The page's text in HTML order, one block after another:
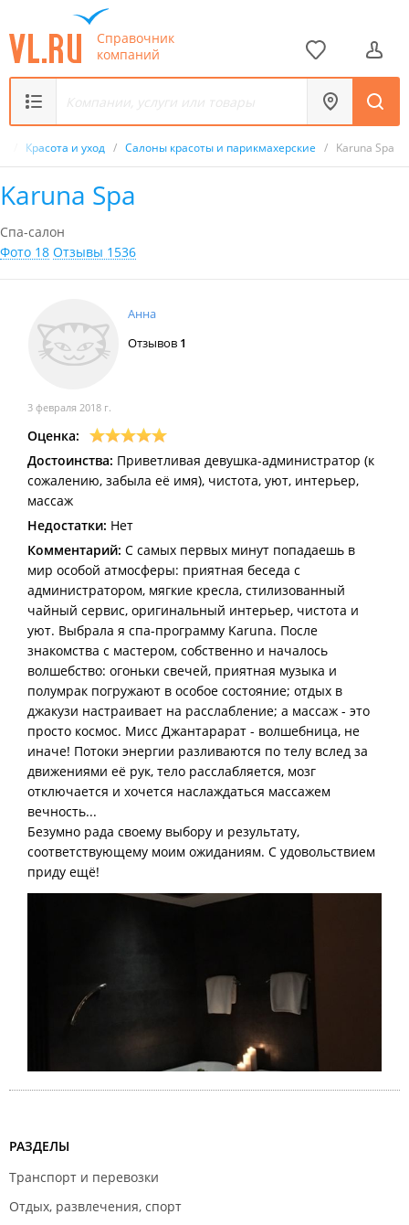
Справочник
компаний
Красота и уход / Салоны красоты и парикмахерские / Karuna Spa
Karuna Spa
Спа-салон
Фото 18 Отзывы 1536
Анна
Отзывов 1
3 февраля 2018 г.
Оценка:
Достоинства: Приветливая девушка-администратор (к
сожалению, забыла её имя), чистота, уют, интерьер,
массаж
Недостатки: Нет
Комментарий: С самых первых минут попадаешь в
мир особой атмосферы: приятная беседа с
администратором, мягкие кресла, стилизованный
чайный сервис, оригинальный интерьер, чистота и
уют. Выбрала я спа-программу Karuna. После
знакомства с мастером, собственно и началось
волшебство: огоньки свечей, приятная музыка и
полумрак погружают в особое состояние; отдых в
джакузи настраивает на расслабление; а массаж - это
просто космос. Мисс Джантарарат - волшебница, не
иначе! Потоки энергии разливаются по телу вслед за
движениями её рук, тело расслабляется, мозг
отключается и хочется наслаждаться массажем
вечность...
Безумно рада своему выбору и результату,
соответствующему моим ожиданиям. С удовольствием
приду ещё!
РАЗДЕЛЫ
Транспорт и перевозки
Отдых, развлечения, спорт